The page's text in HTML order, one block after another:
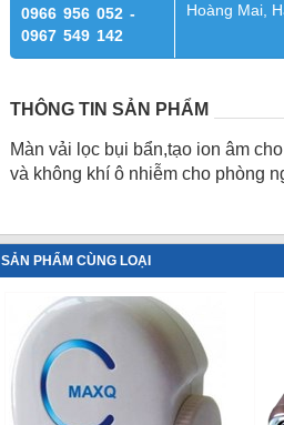
0966 956 052 -
0967 549 142
Hoàng Mai,
THÔNG TIN SẢN PHẨM
Màn vải lọc bụi bẩn,tạo ion âm
và không khí ô nhiễm cho phòng
SẢN PHẨM CÙNG LOẠI